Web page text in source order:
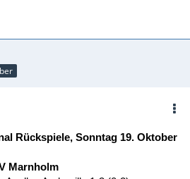
Rückspiele, Sonntag 19. Oktober
Marnholm